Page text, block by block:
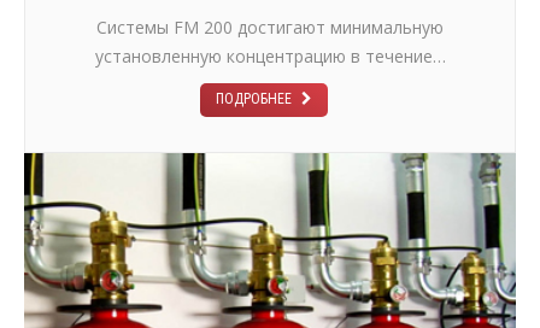
Системы FM 200 достигают минимальную
установленную концентрацию в течение…
ПОДРОБНЕЕ